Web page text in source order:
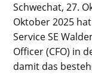
Schwechat, 27.
Oktober 2025
Service SE
Officer (CFO) in
damit das